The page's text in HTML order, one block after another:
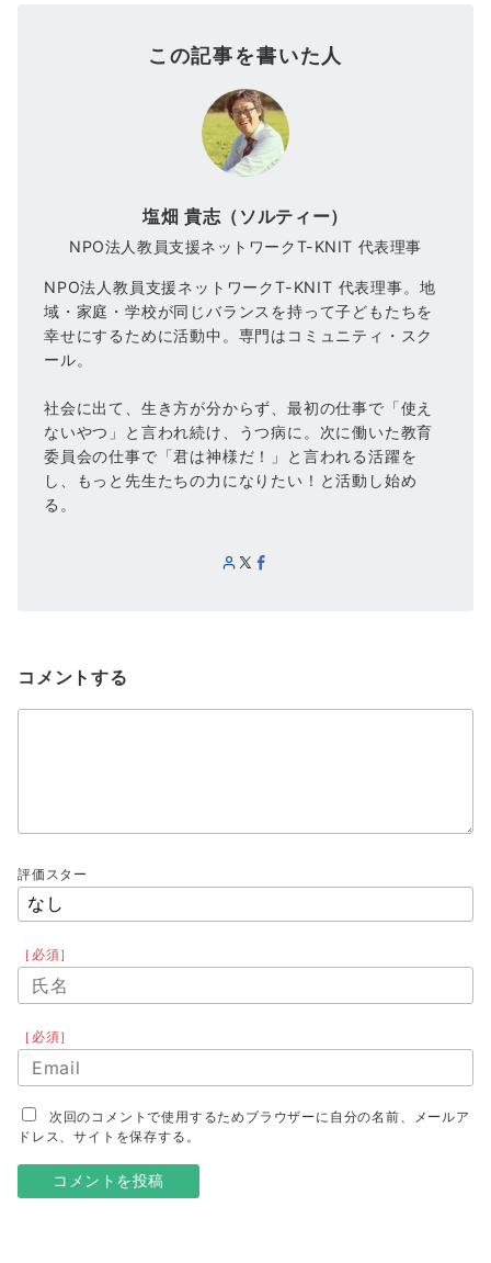
この記事を書いた人
塩畑 貴志（ソルティー）
NPO法人教員支援ネットワークT-KNIT 代表理事
NPO法人教員支援ネットワークT-KNIT 代表理事。地
域・家庭・学校が同じバランスを持って子どもたちを
幸せにするために活動中。専門はコミュニティ・スク
ール。
社会に出て、生き方が分からず、最初の仕事で「使え
ないやつ」と言われ続け、うつ病に。次に働いた教育
委員会の仕事で「君は神様だ！」と言われる活躍を
し、もっと先生たちの力になりたい！と活動し始め
る。
コメントする
評価スター
［必須］
［必須］
次回のコメントで使用するためブラウザーに自分の名前、メールア
ドレス、サイトを保存する。